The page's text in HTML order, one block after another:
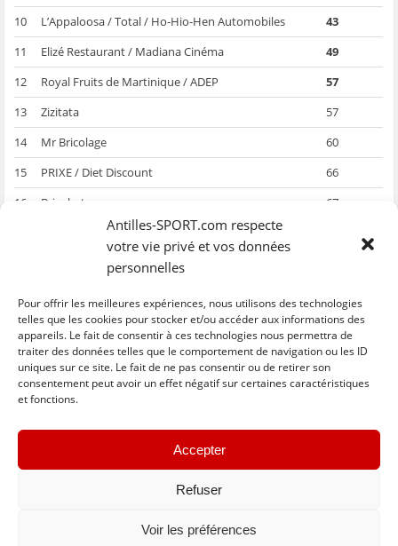
Antilles-SPORT.com respecte
votre vie privé et vos données
personnelles
Pour offrir les meilleures expériences, nous utilisons des technologies
telles que les cookies pour stocker et/ou accéder aux informations des
appareils. Le fait de consentir à ces technologies nous permettra de
traiter des données telles que le comportement de navigation ou les ID
uniques sur ce site. Le fait de ne pas consentir ou de retirer son
consentement peut avoir un effet négatif sur certaines caractéristiques
et fonctions.
Accepter
Refuser
Voir les préférences
10
L’Appaloosa / Total / Ho-Hio-Hen Automobiles
43
11
Elizé Restaurant / Madiana Cinéma
49
12
Royal Fruits de Martinique / ADEP
57
13
Zizitata
57
14
Mr Bricolage
60
15
PRIXE / Diet Discount
66
16
Bricobat 67
Absent 27 points ; Disqualification 23 points ; coulé 18 points ; Avarie
18 points ; doublé consécutif -2 points
C
l
u
C
l
u
a
C
l
i
p
o
u
p
a
a
C
l
u
a
C
l
u